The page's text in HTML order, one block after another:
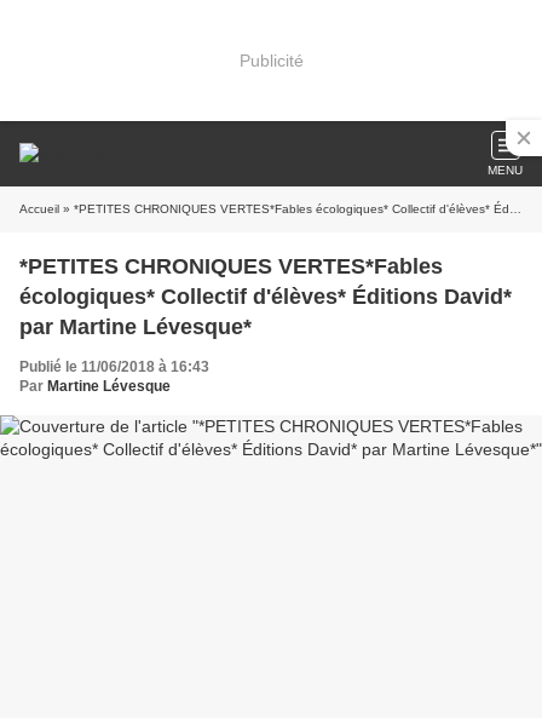
Publicité
MENU
Accueil » *PETITES CHRONIQUES VERTES*Fables écologiques* Collectif d'élèves* Éditions David* par Martine Lévesque*
*PETITES CHRONIQUES VERTES*Fables
écologiques* Collectif d'élèves* Éditions David*
par Martine Lévesque*
Publié le 11/06/2018 à 16:43
Par Martine Lévesque